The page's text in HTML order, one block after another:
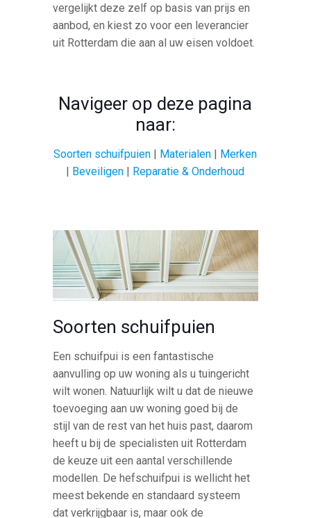
vergelijkt deze zelf op basis van prijs en
aanbod, en kiest zo voor een leverancier
uit Rotterdam die aan al uw eisen voldoet.
Navigeer op deze pagina
naar:
Soorten schuifpuien | Materialen | Merken
| Beveiligen | Reparatie & Onderhoud
Soorten schuifpuien
Een schuifpui is een fantastische
aanvulling op uw woning als u tuingericht
wilt wonen. Natuurlijk wilt u dat de nieuwe
toevoeging aan uw woning goed bij de
stijl van de rest van het huis past, daarom
heeft u bij de specialisten uit Rotterdam
de keuze uit een aantal verschillende
modellen. De hefschuifpui is wellicht het
meest bekende en standaard systeem
dat verkrijgbaar is, maar ook de